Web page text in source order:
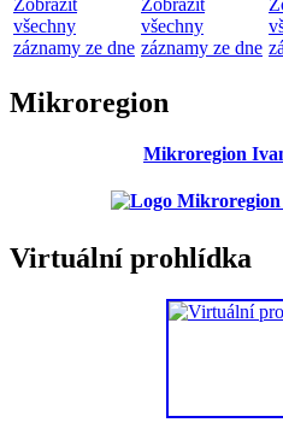
Zobrazit
všechny
záznamy ze dne
Zobrazit
všechny
záznamy ze dne
Mikroregion
Mikroregion
Virtuální prohlídka